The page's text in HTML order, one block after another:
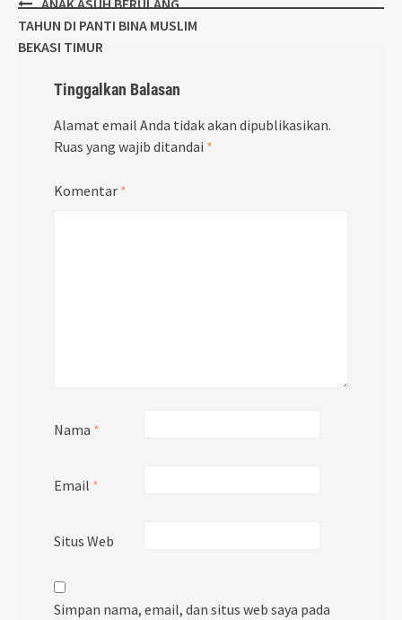
navigation
ANAK ASUH BERULANG
TAHUN DI PANTI BINA MUSLIM
BEKASI TIMUR
Tinggalkan Balasan
Alamat email Anda tidak akan dipublikasikan.
Ruas yang wajib ditandai *
Komentar *
Nama *
Email *
Situs Web
Simpan nama, email, dan situs web saya pada